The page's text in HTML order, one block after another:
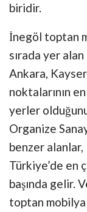
biridir.
İnegöl toptan
sırada yer
Ankara,
noktalarının
yerler
Organize
benzer
Türkiye’de en
başında gelir.
toptan